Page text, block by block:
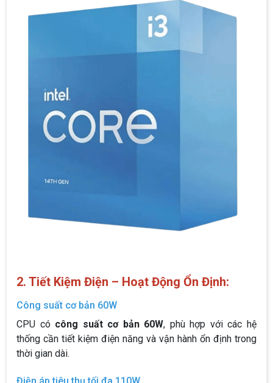
2. Tiết Kiệm Điện – Hoạt Động Ổn Định:
Công suất cơ bản 60W
CPU có công suất cơ bản 60W, phù hợp với các hệ
thống cần tiết kiệm điện năng và vận hành ổn định trong
thời gian dài.